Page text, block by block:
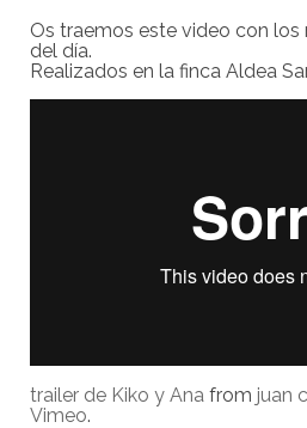
Os traemos este video con
del día.
Realizados en la finca Aldea
trailer de Kiko y Ana from juan
Vimeo.